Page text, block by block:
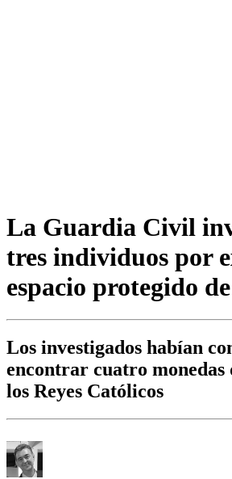
La Guardia Civil
tres individuos por
espacio protegido
Los investigados habían
encontrar cuatro monedas
los Reyes Católicos